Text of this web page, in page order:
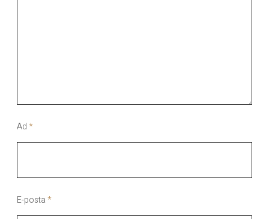
Ad*
E-posta*